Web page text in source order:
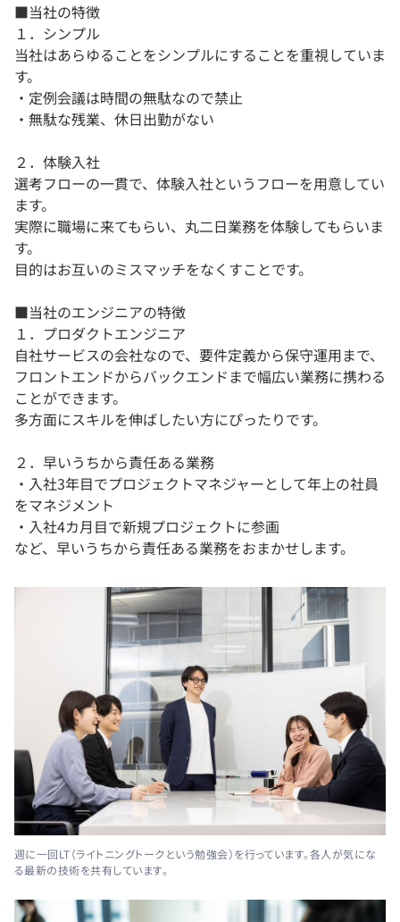
■当社の特徴
１．シンプル
当社はあらゆることをシンプルにすることを重視していま
す。
・定例会議は時間の無駄なので禁止
・無駄な残業、休日出勤がない
２．体験入社
選考フローの一貫で、体験入社というフローを用意してい
ます。
実際に職場に来てもらい、丸二日業務を体験してもらいま
す。
目的はお互いのミスマッチをなくすことです。
■当社のエンジニアの特徴
１．プロダクトエンジニア
自社サービスの会社なので、要件定義から保守運用まで、
フロントエンドからバックエンドまで幅広い業務に携わる
ことができます。
多方面にスキルを伸ばしたい方にぴったりです。
２．早いうちから責任ある業務
・入社3年目でプロジェクトマネジャーとして年上の社員
をマネジメント
・入社4カ月目で新規プロジェクトに参画
など、早いうちから責任ある業務をおまかせします。
週に一回LT（ライトニングトークという勉強会）を行っています。各人が気にな
る最新の技術を共有しています。